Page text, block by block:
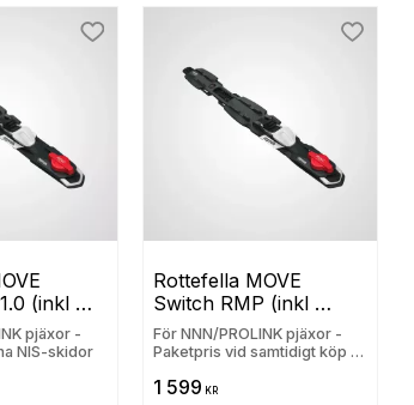
(inkl
pjäxor -
NIS-skidor
Lägg till i favoriter
Rottefella MOVE
Switch RMP (inkl
bindning)
För NNN/PROLINK pjäxor -
Paketpris vid samtidigt köp av
1 599 KR
Lägg